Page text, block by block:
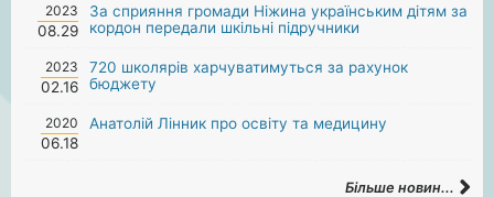
2023
08.29
За сприяння громади Ніжина українським дітям за
кордон передали шкільні підручники
2023
02.16
720 школярів харчуватимуться за рахунок
бюджету
2020
06.18
Анатолій Лінник про освіту та медицину
Більше новин...